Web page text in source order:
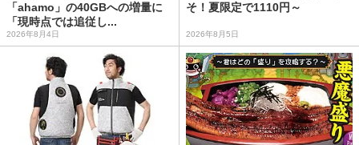
「ahamo」の40GBへの増量に
「現時点では追従し...
2026年8月4日
そ！夏限定で1110円～
2026年8月5日